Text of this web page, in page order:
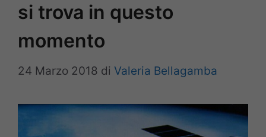
si trova in questo
momento
24 Marzo 2018 di Valeria Bellagamba